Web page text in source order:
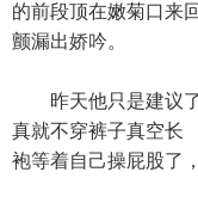
的前段顶在嫩菊口来
颤漏出娇吟。
昨天他只是建议了
真就不穿裤子真空长
袍等着自己操屁股了